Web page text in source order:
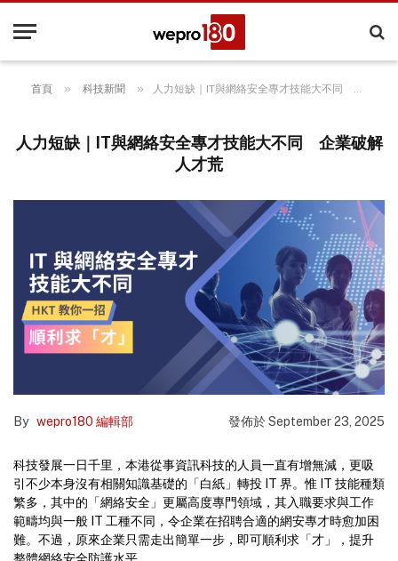
首頁 » 科技新聞 » 人力短缺｜IT與網絡安全專才技能大不同 企業破解人才荒
人力短缺｜IT與網絡安全專才技能大不同 企業破解
人才荒
By wepro180 編輯部 發佈於September 23, 2025
科技發展一日千里，本港從事資訊科技的人員一直有增無減，更吸
引不少本身沒有相關知識基礎的「白紙」轉投 IT 界。惟 IT 技能種類
繁多，其中的「網絡安全」更屬高度專門領域，其入職要求與工作
範疇均與一般 IT 工種不同，令企業在招聘合適的網安專才時愈加困
難。不過，原來企業只需走出簡單一步，即可順利求「才」，提升